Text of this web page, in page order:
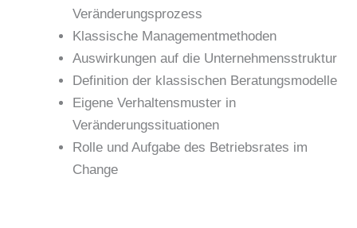
Veränderungsprozess
Klassische Managementmethoden
Auswirkungen auf die Unternehmensstruktur
Definition der klassischen Beratungsmodelle
Eigene Verhaltensmuster in
Veränderungssituationen
Rolle und Aufgabe des Betriebsrates im
Change